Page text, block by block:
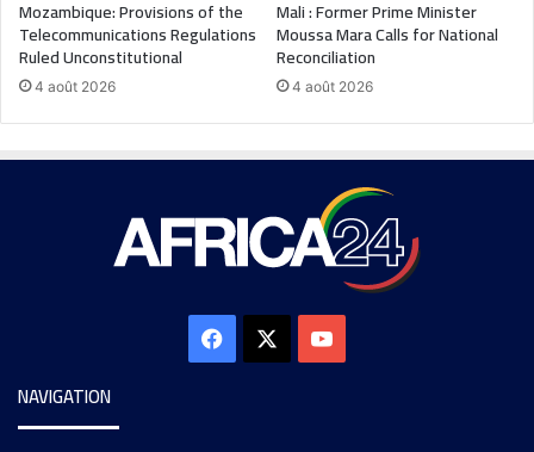
Mozambique: Provisions of the
Telecommunications Regulations
Ruled Unconstitutional
4 août 2026
Mali : Former Prime Minister
Moussa Mara Calls for National
Reconciliation
4 août 2026
NAVIGATION